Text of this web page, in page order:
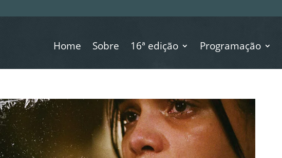
Home Sobre 16ª edição Programação